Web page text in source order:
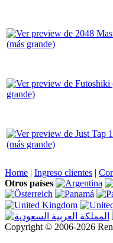
Home | Ingreso clientes |
Otros países
Copyright © 2006-2026